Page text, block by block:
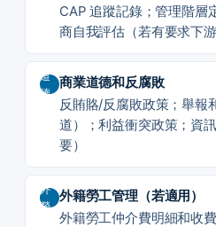
CAP 追蹤記錄；管理階層
商自我評估（若有要求下游
道
德
商業道德和反腐敗
反賄賂/反腐敗政策；舉報
道）；利益衝突政策；資
要）
外
勞
外籍勞工管理（若適用）
外籍勞工仲介費明細和收